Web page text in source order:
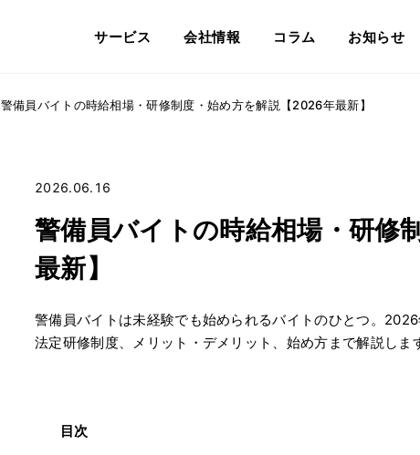
サービス 会社情報 コラム お知らせ
警備員バイトの時給相場・研修制度・始め方を解説【2026年最新】
2026.06.16
警備員バイトの時給相場・研修
最新】
警備員バイトは未経験でも始められるバイトのひとつ。
法定研修制度、メリット・デメリット、始め方まで解説しま
目次